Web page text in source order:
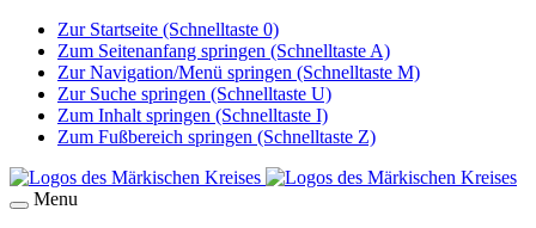
Zur Startseite (Schnelltaste 0)
Zum Seitenanfang springen (Schnelltaste A)
Zur Navigation/Menü springen (Schnelltaste M)
Zur Suche springen (Schnelltaste U)
Zum Inhalt springen (Schnelltaste I)
Zum Fußbereich springen (Schnelltaste Z)
Menu